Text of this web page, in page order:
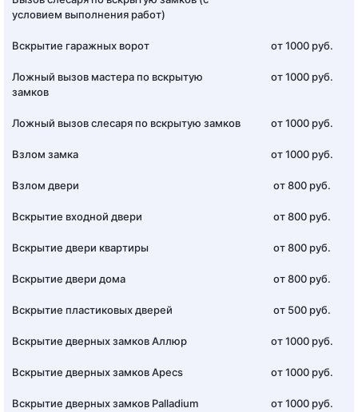
условием выполнения работ)
Вскрытие гаражных ворот от 1000 руб.
Ложный вызов мастера по вскрытую
замков
от 1000 руб.
Ложный вызов слесаря по вскрытую замков от 1000 руб.
Взлом замка от 1000 руб.
Взлом двери от 800 руб.
Вскрытие входной двери от 800 руб.
Вскрытие двери квартиры от 800 руб.
Вскрытие двери дома от 800 руб.
Вскрытие пластиковых дверей от 500 руб.
Вскрытие дверных замков Аллюр от 1000 руб.
Вскрытие дверных замков Apecs от 1000 руб.
Вскрытие дверных замков Palladium от 1000 руб.